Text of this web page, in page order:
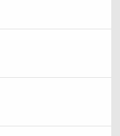
źródeł ciepła